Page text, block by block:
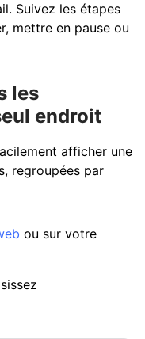
Suivez les étapes
mettre en pause ou
les
endroit
afficher une
regroupées par
ou sur votre